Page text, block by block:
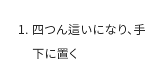
四つん這いになり、
下に置く